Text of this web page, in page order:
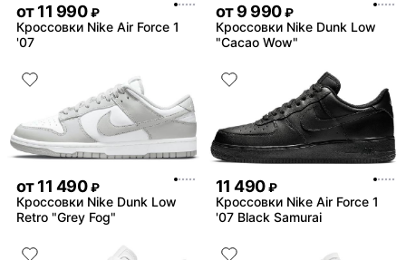
от11 990 ₽
Кроссовки Nike Air Force 1
'07
от9 990 ₽
Кроссовки Nike Dunk Low
"Cacao Wow"
от11 490 ₽
Кроссовки Nike Dunk Low
Retro "Grey Fog"
11 490 ₽
Кроссовки Nike Air Force 1
'07 Black Samurai